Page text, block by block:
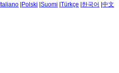
Italiano Polski Suomi Türkçe 한국어 中文